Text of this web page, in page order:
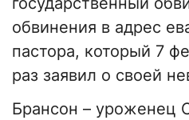
обвинения в адрес
пастора, который 7
раз заявил о своей
Брансон – уроженец